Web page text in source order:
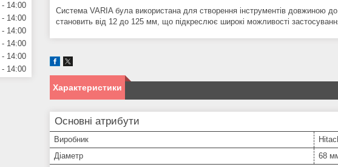
Система VARIA була використана для створення інструментів довжиною
становить від 12 до 125 мм, що підкреслює широкі можливості
Характеристики
Основні атрибути
Виробник
Діаметр
68
14:00
14:00
14:00
14:00
14:00
14:00